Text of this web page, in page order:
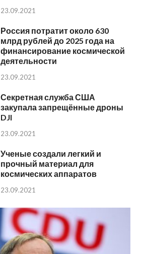
23.09.2021
Россия потратит около 630
млрд рублей до 2025 года на
финансирование космической
деятельности
23.09.2021
Секретная служба США
закупала запрещённые дроны
DJI
23.09.2021
Ученые создали легкий и
прочный материал для
космических аппаратов
23.09.2021